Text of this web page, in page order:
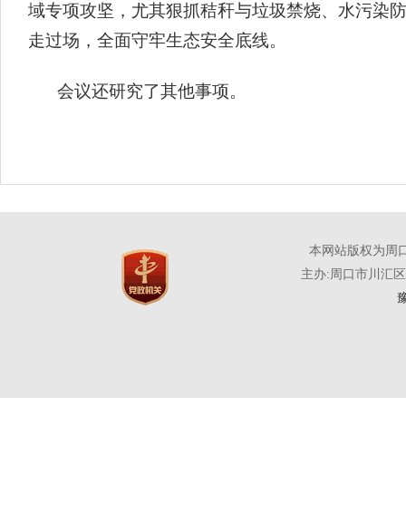
域专项攻坚，尤其狠抓秸秆与垃圾禁烧、水污染
走过场，全面守牢生态安全底线。
会议还研究了其他事项。
本网站版权为周
主办:周口市川汇